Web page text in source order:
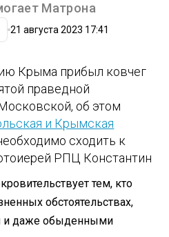
Матрона
21 августа 2023 17:41
Крыма прибыл ковчег
праведной
об этом
и Крымская
сходить к
РПЦ Константин
тем, кто
обстоятельствах,
и даже обыденными